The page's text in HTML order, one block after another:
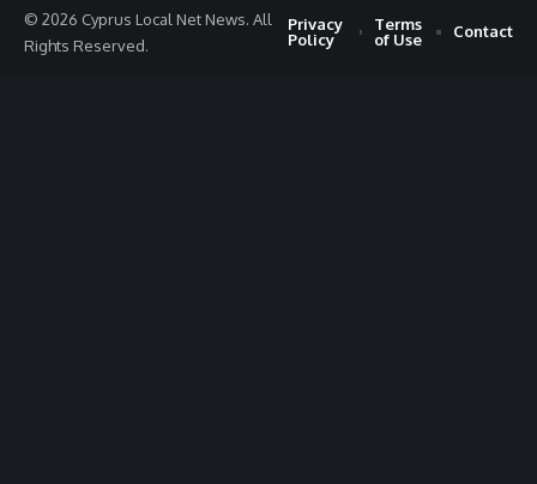
© 2026 Cyprus Local Net News. All
Rights Reserved.
Privacy
Policy
Terms
of Use
Contact